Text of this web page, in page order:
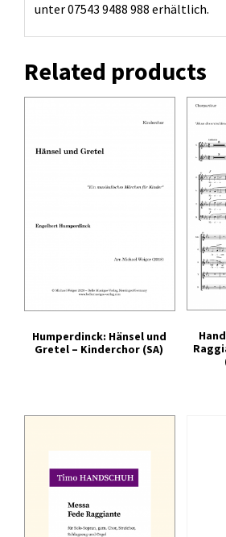
unter 07543 9488 988 erhältlich.
Related products
Humperdinck: Hänsel und
Gretel – Kinderchor (SA)